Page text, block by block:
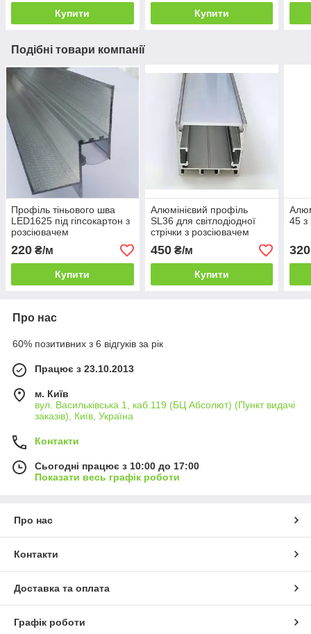
Купити Купити
Подібні товари компанії
Профіль тіньового шва
LED1625 під гіпсокартон з
розсіювачем
220 ₴/м
Купити
Алюмінієвий профіль
SL36 для світлодіодної
стрічки з розсіювачем
450₴/м
Купити
45 з
320
Про нас
60% позитивних з 6 відгуків за рік
Працює з 23.10.2013
м. Київ
вул. Васильківська 1, каб.119 (БЦ Абсолют) (Пункт видачі
заказів), Київ, Україна
Контакти
Сьогодні працює з 10:00 до 17:00
Показати весь графік роботи
Про нас
Контакти
Доставка та оплата
Графік роботи